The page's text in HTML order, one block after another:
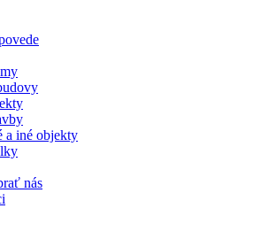
a iné objekty
nás